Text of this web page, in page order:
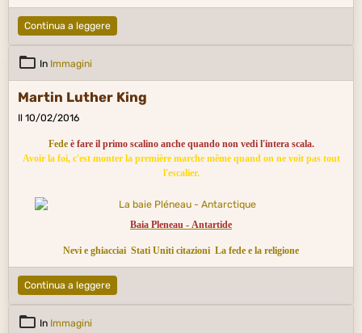
Continua a leggere
In Immagini
Martin Luther King
Il 10/02/2016
Fedeè fare il primo scalino anche quando non vedi l'intera scala.
Avoir la foi, c'est monter la première marche même quand on ne voit pas tout
l'escalier.
Baia Pleneau - Antartide
Nevi e ghiacciai Stati Uniti citazioni La fede e la religione
Continua a leggere
In Immagini